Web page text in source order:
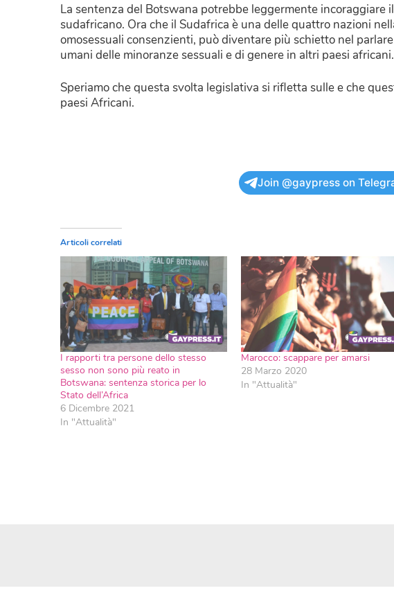
La sentenza del Botswana potrebbe leggermente
sudafricano. Ora che il Sudafrica è una delle quattro nazioni
omosessuali consenzienti, può diventare più schietto nel
umani delle minoranze sessuali e di genere in altri paesi africani.
Speriamo che questa svolta legislativa si rifletta sulle e che
paesi Africani.
Join @gaypress on
Articoli correlati
I rapporti tra persone dello stesso
sesso non sono più reato in
Botswana: sentenza storica per lo
Stato dell’Africa
6 Dicembre 2021
In "Attualità"
Marocco: scappare per amarsi
28 Marzo 2020
In "Attualità"